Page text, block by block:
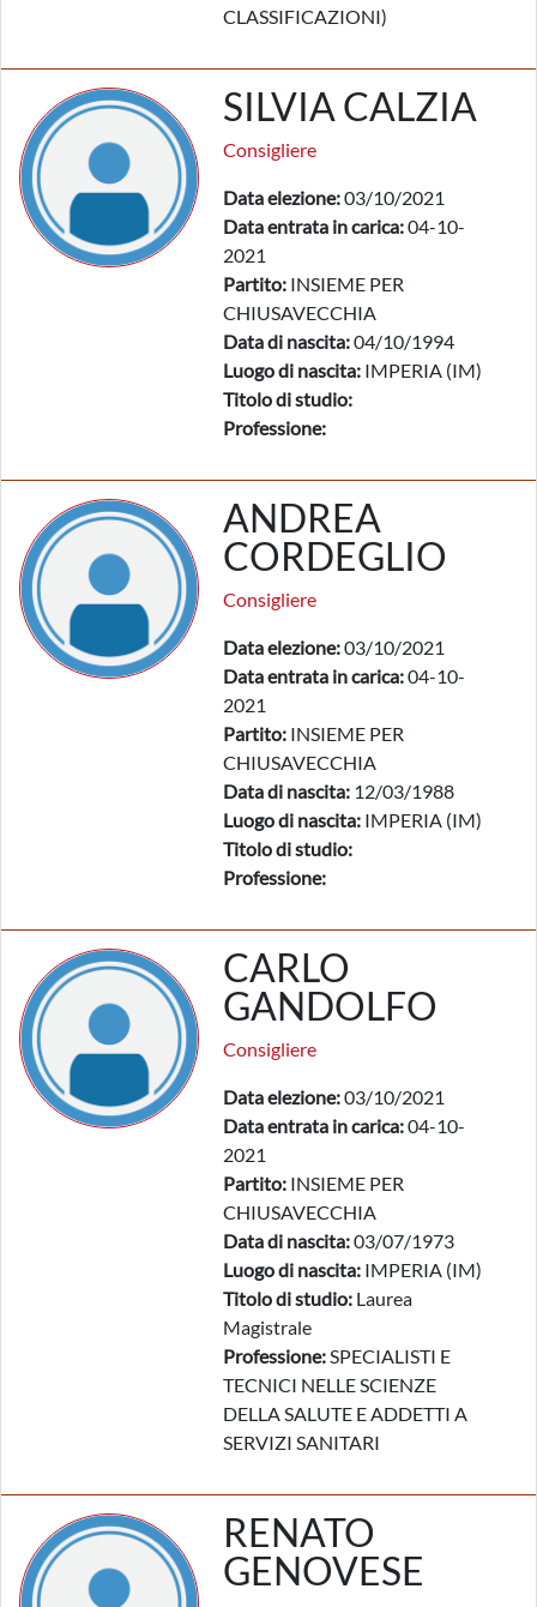
CLASSIFICAZIONI)
SILVIA CALZIA
Consigliere
Data elezione:03/10/2021
Data entrata in carica:04-10-
2021
Partito: INSIEME PER
CHIUSAVECCHIA
Data di nascita:04/10/1994
Luogo di nascita: IMPERIA (IM)
Titolo di studio:
Professione:
ANDREA
CORDEGLIO
Consigliere
Data elezione:03/10/2021
Data entrata in carica:04-10-
2021
Partito: INSIEME PER
CHIUSAVECCHIA
Data di nascita: 12/03/1988
Luogo di nascita: IMPERIA (IM)
Titolo di studio:
Professione:
CARLO
GANDOLFO
Consigliere
Data elezione:03/10/2021
Data entrata in carica:04-10-
2021
Partito: INSIEME PER
CHIUSAVECCHIA
Data di nascita:03/07/1973
Luogo di nascita: IMPERIA (IM)
Titolo di studio: Laurea
Magistrale
Professione:SPECIALISTI E
TECNICI NELLE SCIENZE
DELLA SALUTE E ADDETTI A
SERVIZI SANITARI
RENATO
GENOVESE